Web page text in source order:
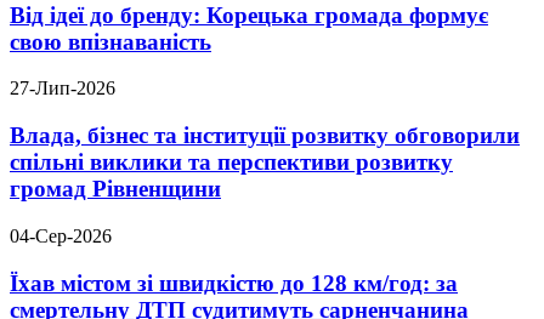
Від ідеї до бренду: Корецька громада формує
свою впізнаваність
27-Лип-2026
Влада, бізнес та інституції розвитку обговорили
спільні виклики та перспективи розвитку
громад Рівненщини
04-Сер-2026
Їхав містом зі швидкістю до 128 км/год: за
смертельну ДТП судитимуть сарненчанина